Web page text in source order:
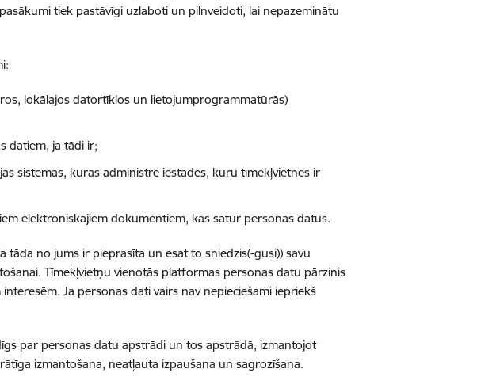
tiek pastāvīgi uzlaboti un pilnveidoti, lai nepazeminātu
lokālajos datortīklos un lietojumprogrammatūrās)
datiem, ja tādi ir;
sistēmās, kuras administrē iestādes, kuru tīmekļvietnes ir
elektroniskajiem dokumentiem, kas satur personas datus.
no jums ir pieprasīta un esat to sniedzis(-gusi)) savu
Tīmekļvietņu vienotās platformas personas datu pārzinis
Ja personas dati vairs nav nepieciešami iepriekš
par personas datu apstrādi un tos apstrādā, izmantojot
izmantošana, neatļauta izpaušana un sagrozīšana.